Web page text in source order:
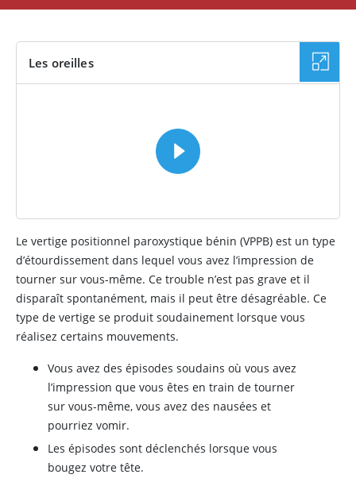
Les oreilles
Le vertige positionnel paroxystique bénin (VPPB) est un type
d’étourdissement dans lequel vous avez l’impression de
tourner sur vous-même. Ce trouble n’est pas grave et il
disparaît spontanément, mais il peut être désagréable. Ce
type de vertige se produit soudainement lorsque vous
réalisez certains mouvements.
Vous avez des épisodes soudains où vous avez
l’impression que vous êtes en train de tourner
sur vous-même, vous avez des nausées et
pourriez vomir.
Les épisodes sont déclenchés lorsque vous
bougez votre tête.